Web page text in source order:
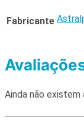
Fabricante
Ainda não existem